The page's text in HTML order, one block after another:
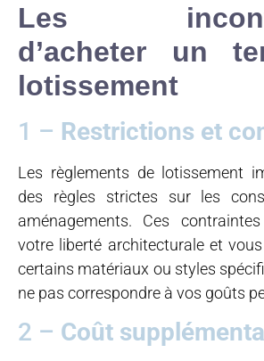
Les
d’acheter un
lotissement
1 – Restrictions et
Les règlements de lotissement
des règles strictes sur les
aménagements. Ces
votre liberté architecturale et
certains matériaux ou styles
ne pas correspondre à vos goûts
2 – Coût